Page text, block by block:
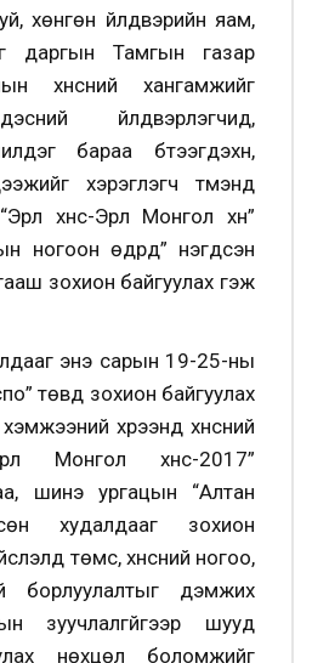
хөнгөн үйлдвэрийн яам,
даргын Тамгын газар
хүнсний хангамжийг
үйлдвэрлэгчид,
бараа бүтээгдэхүүн,
хэрэглэгч түмэнд
хүнс-Эрүүл Монгол хүн”
ногоон өдрүүд” нэгдсэн
зохион байгуулах гэж
энэ сарын 19-25-ны
төвд зохион байгуулах
хүрээнд хүнсний
Монгол хүнс-2017”
шинэ ургацын “Алтан
худалдааг зохион
төмс, хүнсний ногоо,
борлуулалтыг дэмжих
зуучлалгүйгээр шууд
нөхцөл боломжийг